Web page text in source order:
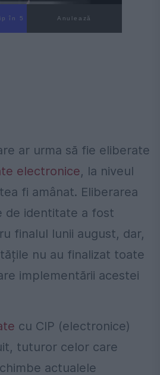
în 4 Anulează
ar urma să fie eliberate
electronice, la niveul
fi amânat. Eliberarea
de identitate a fost
finalul lunii august, dar,
nu au finalizat toate
implementării acestei
cu CIP (electronice)
tuturor celor care
actualele